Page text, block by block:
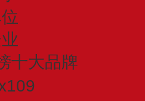
十大品牌